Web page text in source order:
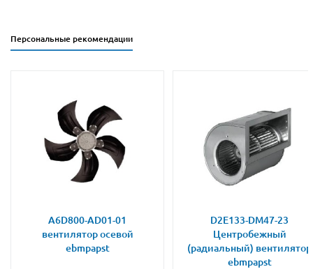
Персональные рекомендации
A6D800-AD01-01
вентилятор осевой
ebmpapst
D2E133-DM47-23
Центробежный
(радиальный) вентилятор
ebmpapst